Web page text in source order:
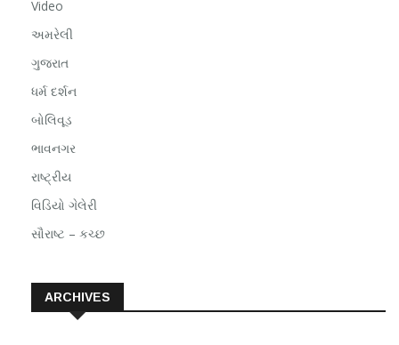
Video
અમરેલી
ગુજરાત
ધર્મ દર્શન
બોલિવૂડ
ભાવનગર
રાષ્ટ્રીય
વિડિયો ગેલેરી
સૌરાષ્ટ – કચ્છ
ARCHIVES